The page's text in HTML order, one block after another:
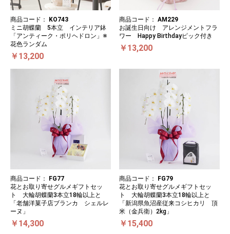
商品コード：
KO743
ミニ胡蝶蘭 5本立 インテリア鉢
「アンティーク・ポリヘドロン」※
花色ランダム
￥13,200
商品コード： AM229
お誕生日向け アレンジメントフラ
ワー Happy Birthdayピック付き
￥13,200
商品コード：
FG77
花とお取り寄せグルメギフトセッ
ト 大輪胡蝶蘭3本立18輪以上と
「老舗洋菓子店ブランカ シェルレ
ーヌ」
￥14,300
商品コード：
FG79
花とお取り寄せグルメギフトセッ
ト 大輪胡蝶蘭3本立18輪以上と
「新潟県魚沼産従来コシヒカリ 頂
米（金兵衛）2kg」
￥15,400